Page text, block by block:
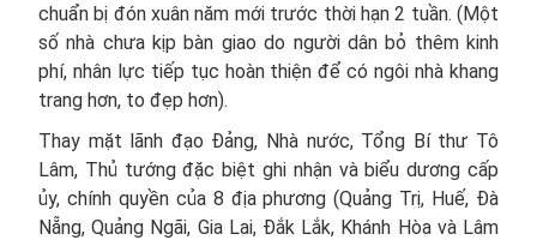
chuẩn bị đón xuân năm mới trước thời hạn 2 tuần. (Một
số nhà chưa kịp bàn giao do người dân bỏ thêm kinh
phí, nhân lực tiếp tục hoàn thiện để có ngôi nhà khang
trang hơn, to đẹp hơn).
Thay mặt lãnh đạo Đảng, Nhà nước, Tổng Bí thư Tô
Lâm, Thủ tướng đặc biệt ghi nhận và biểu dương cấp
ủy, chính quyền của 8 địa phương (Quảng Trị, Huế, Đà
Nẵng, Quảng Ngãi, Gia Lai, Đắk Lắk, Khánh Hòa và Lâm